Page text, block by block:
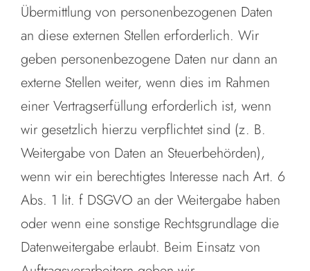
Übermittlung von personenbezogenen Daten
an diese externen Stellen erforderlich. Wir
geben personenbezogene Daten nur dann an
externe Stellen weiter, wenn dies im Rahmen
einer Vertragserfüllung erforderlich ist, wenn
wir gesetzlich hierzu verpflichtet sind (z. B.
Weitergabe von Daten an Steuerbehörden),
wenn wir ein berechtigtes Interesse nach Art. 6
Abs. 1 lit. f DSGVO an der Weitergabe haben
oder wenn eine sonstige Rechtsgrundlage die
Datenweitergabe erlaubt. Beim Einsatz von